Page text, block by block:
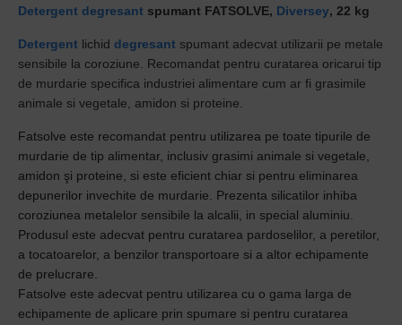
Detergent degresant spumant FATSOLVE, Diversey, 22 kg
Detergent lichid degresant spumant adecvat utilizarii pe metale
sensibile la coroziune. Recomandat pentru curatarea oricarui tip
de murdarie specifica industriei alimentare cum ar fi grasimile
animale si vegetale, amidon si proteine.
Fatsolve este recomandat pentru utilizarea pe toate tipurile de
murdarie de tip alimentar, inclusiv grasimi animale si vegetale,
amidon şi proteine, si este eficient chiar si pentru eliminarea
depunerilor invechite de murdarie. Prezenta silicatilor inhiba
coroziunea metalelor sensibile la alcalii, in special aluminiu.
Produsul este adecvat pentru curatarea pardoselilor, a peretilor,
a tocatoarelor, a benzilor transportoare si a altor echipamente
de prelucrare.
Fatsolve este adecvat pentru utilizarea cu o gama larga de
echipamente de aplicare prin spumare si pentru curatarea